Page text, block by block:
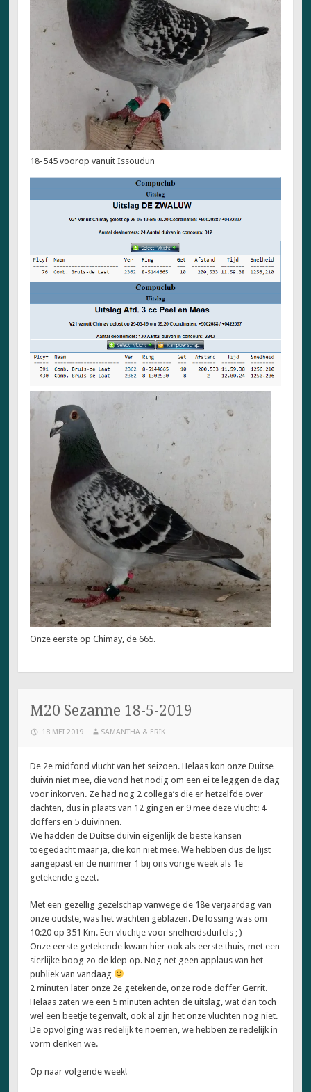
18-545 voorop vanuit Issoudun
Onze eerste op Chimay, de 665.
M20 Sezanne 18-5-2019
18 MEI 2019 SAMANTHA & ERIK
De 2e midfond vlucht van het seizoen. Helaas kon onze Duitse
duivin niet mee, die vond het nodig om een ei te leggen de dag
voor inkorven. Ze had nog 2 collega’s die er hetzelfde over
dachten, dus in plaats van 12 gingen er 9 mee deze vlucht: 4
doffers en 5 duivinnen.
We hadden de Duitse duivin eigenlijk de beste kansen
toegedacht maar ja, die kon niet mee. We hebben dus de lijst
aangepast en de nummer 1 bij ons vorige week als 1e
getekende gezet.
Met een gezellig gezelschap vanwege de 18e verjaardag van
onze oudste, was het wachten geblazen. De lossing was om
10:20 op 351 Km. Een vluchtje voor snelheidsduifels ; )
Onze eerste getekende kwam hier ook als eerste thuis, met een
sierlijke boog zo de klep op. Nog net geen applaus van het
publiek van vandaag
2 minuten later onze 2e getekende, onze rode doffer Gerrit.
Helaas zaten we een 5 minuten achten de uitslag, wat dan toch
wel een beetje tegenvalt, ook al zijn het onze vluchten nog niet.
De opvolging was redelijk te noemen, we hebben ze redelijk in
vorm denken we.
Op naar volgende week!